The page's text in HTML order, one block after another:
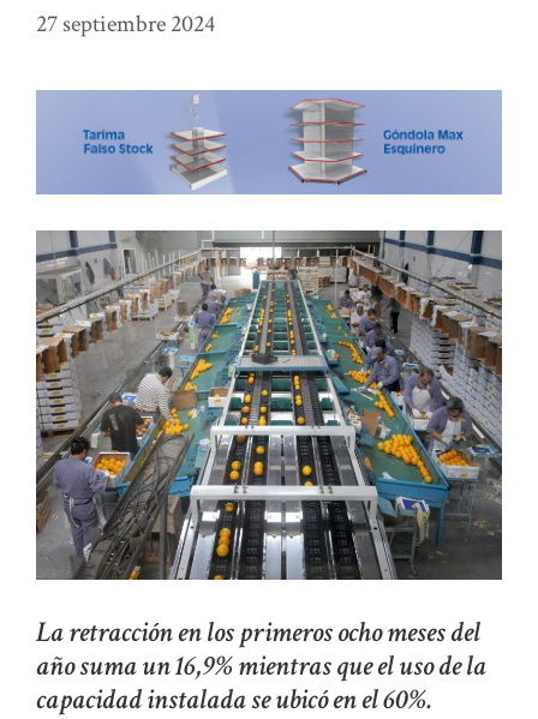
27 septiembre 2024
La retracción en los primeros ocho meses del
año suma un 16,9% mientras que el uso de la
capacidad instalada se ubicó en el 60%.